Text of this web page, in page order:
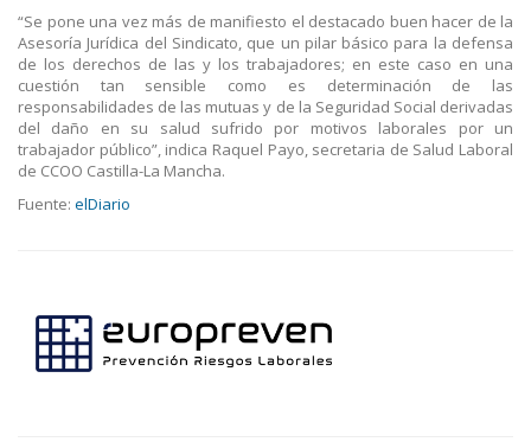
“Se pone una vez más de manifiesto el destacado buen hacer de la
Asesoría Jurídica del Sindicato, que un pilar básico para la defensa
de los derechos de las y los trabajadores; en este caso en una
cuestión tan sensible como es determinación de las
responsabilidades de las mutuas y de la Seguridad Social derivadas
del daño en su salud sufrido por motivos laborales por un
trabajador público”, indica Raquel Payo, secretaria de Salud Laboral
de CCOO Castilla-La Mancha.
Fuente: elDiario